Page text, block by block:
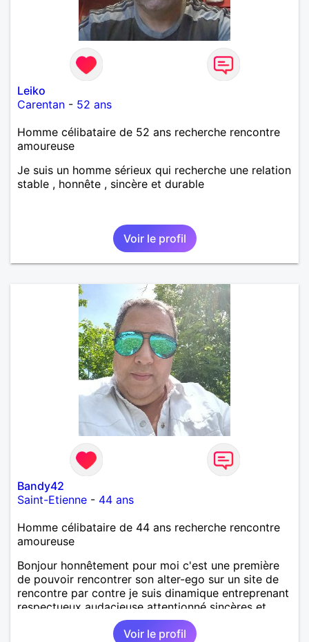
Leiko
Carentan - 52 ans
Homme célibataire de 52 ans recherche rencontre
amoureuse
Je suis un homme sérieux qui recherche une relation
stable , honnête , sincère et durable
Voir le profil
Bandy42
Saint-Etienne - 44 ans
Homme célibataire de 44 ans recherche rencontre
amoureuse
Bonjour honnêtement pour moi c'est une première
de pouvoir rencontrer son alter-ego sur un site de
rencontre par contre je suis dinamique entreprenant
respectueux audacieuse attentionné sincères et
expressif et j' aime surtout les câlins et à les
partager avec humour et amour bisous à+ à bientôt
Voir le profil